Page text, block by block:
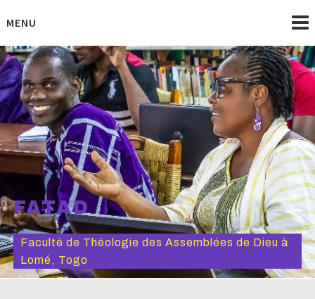
toMENU
FATAD
Faculté de Théologie des Assemblées de Dieu à
Lomé, Togo